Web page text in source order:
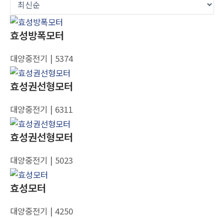
효성방폭모터
대양중전기 | 5374
효성권선형모터
대양중전기 | 6311
효성권선형모터
대양중전기 | 5023
효성모터
대양중전기 | 4250